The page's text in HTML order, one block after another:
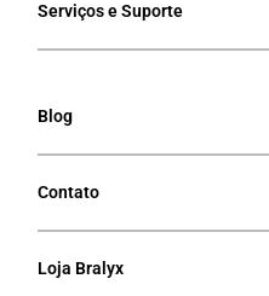
Serviços e Suporte
Blog
Contato
Loja Bralyx